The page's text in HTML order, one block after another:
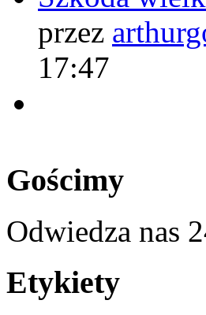
przez
17:47
Gościmy
Odwiedza nas
Etykiety